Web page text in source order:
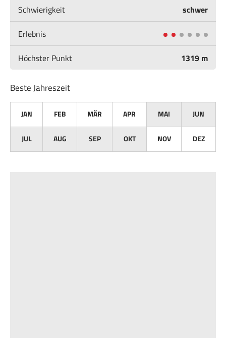
Schwierigkeit
schwer
Erlebnis
Höchster Punkt
1319 m
Beste Jahreszeit
JAN FEB MÄR APR MAI JUN
JUL AUG SEP OKT NOV DEZ